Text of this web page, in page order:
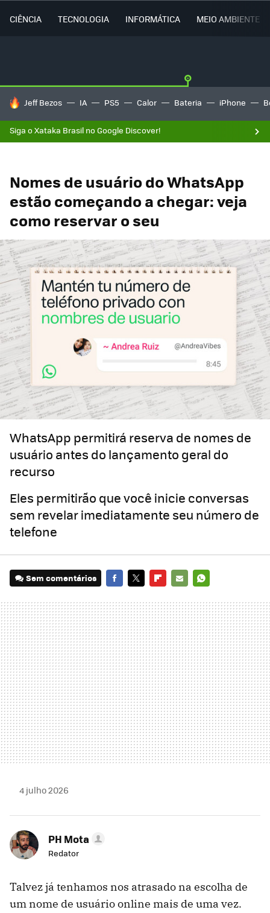
CIÊNCIA TECNOLOGIA INFORMÁTICA MEIO AMBIENTE
TENDÊNCIAS DO DIA
Jeff Bezos IA PS5 Calor Bateria iPhone
Siga o Xataka Brasil no Google Discover!
Nomes de usuário do WhatsApp
estão começando a chegar: veja
como reservar o seu
WhatsApp permitirá reserva de nomes de
usuário antes do lançamento geral do
recurso
Eles permitirão que você inicie conversas
sem revelar imediatamente seu número de
telefone
Sem comentários
MAIL
4 julho 2026
PH Mota
Redator
Talvez já tenhamos nos atrasado na escolha de
um nome de usuário online mais de uma vez.